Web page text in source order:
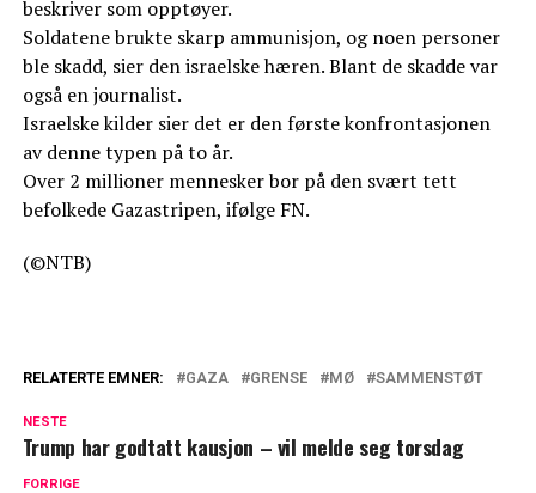
beskriver som opptøyer.
Soldatene brukte skarp ammunisjon, og noen personer
ble skadd, sier den israelske hæren. Blant de skadde var
også en journalist.
Israelske kilder sier det er den første konfrontasjonen
av denne typen på to år.
Over 2 millioner mennesker bor på den svært tett
befolkede Gazastripen, ifølge FN.
(©NTB)
RELATERTE EMNER: GAZA GRENSE MØ SAMMENSTØT
NESTE
Trump har godtatt kausjon – vil melde seg torsdag
FORRIGE